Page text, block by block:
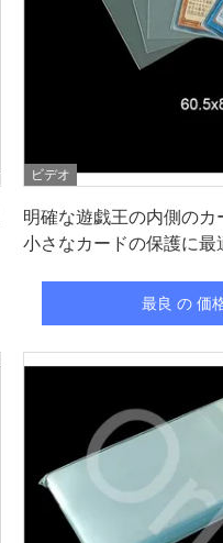
ビデオ
明確な遊戯王の内側のカ
小さなカードの保護に最
最良 の 価